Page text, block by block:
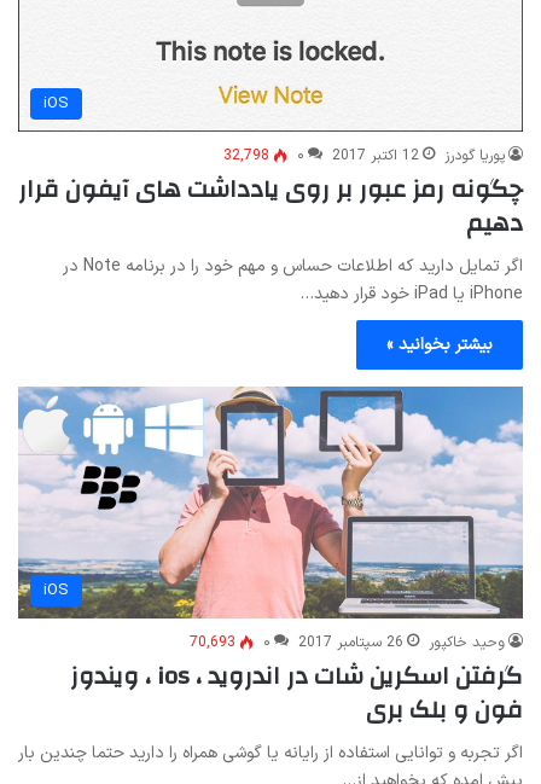
iOS
پوریا گودرز 12 اکتبر 2017 ۰ 32,798
چگونه رمز عبور بر روی یادداشت های آیفون قرار
دهیم
اگر تمایل دارید که اطلاعات حساس و مهم خود را در برنامه Note در
iPhone یا iPad خود قرار دهید…
بیشتر بخوانید »
iOS
وحید خاکپور 26 سپتامبر 2017 ۰ 70,693
گرفتن اسکرین شات در اندروید ، ios ، ویندوز
فون و بلک بری
اگر تجربه و توانایی استفاده از رایانه یا گوشی همراه را دارید حتما چندین بار